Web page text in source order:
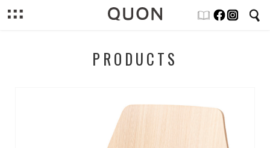
PRODUCTS